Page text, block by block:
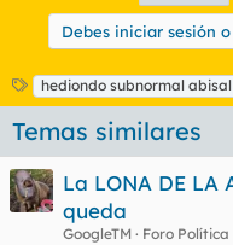
Debes iniciar sesión
E
t
i
u
e
t
hediondo subnormal abisal
Temas similares
La LONA DE LA
queda
GoogleTM
Foro Política